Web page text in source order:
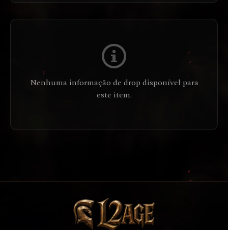
Nenhuma informação de drop disponível para
este item.